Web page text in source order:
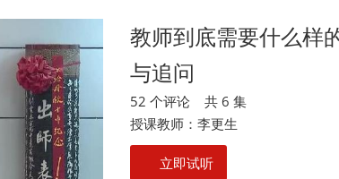
教师到底需要什么
与追问
52 个评论 共 6 集
授课教师：李更生
立即试听